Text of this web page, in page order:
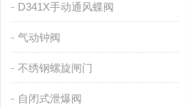
D341X手动通风蝶阀
气动钟阀
不绣钢螺旋闸门
自闭式泄爆阀